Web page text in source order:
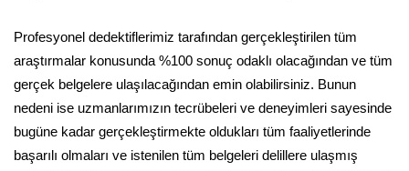
Profesyonel dedektiflerimiz tarafından gerçekleştirilen tüm
araştırmalar konusunda %100 sonuç odaklı olacağından ve tüm
gerçek belgelere ulaşılacağından emin olabilirsiniz. Bunun
nedeni ise uzmanlarımızın tecrübeleri ve deneyimleri sayesinde
bugüne kadar gerçekleştirmekte oldukları tüm faaliyetlerinde
başarılı olmaları ve istenilen tüm belgeleri delillere ulaşmış